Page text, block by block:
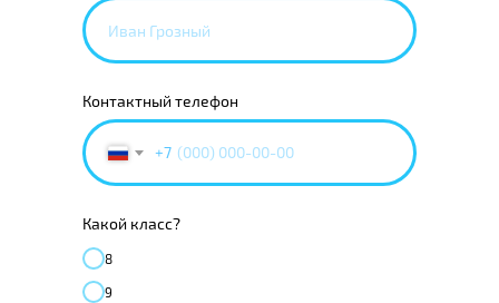
Контактный телефон
+7
Какой класс?
8
9